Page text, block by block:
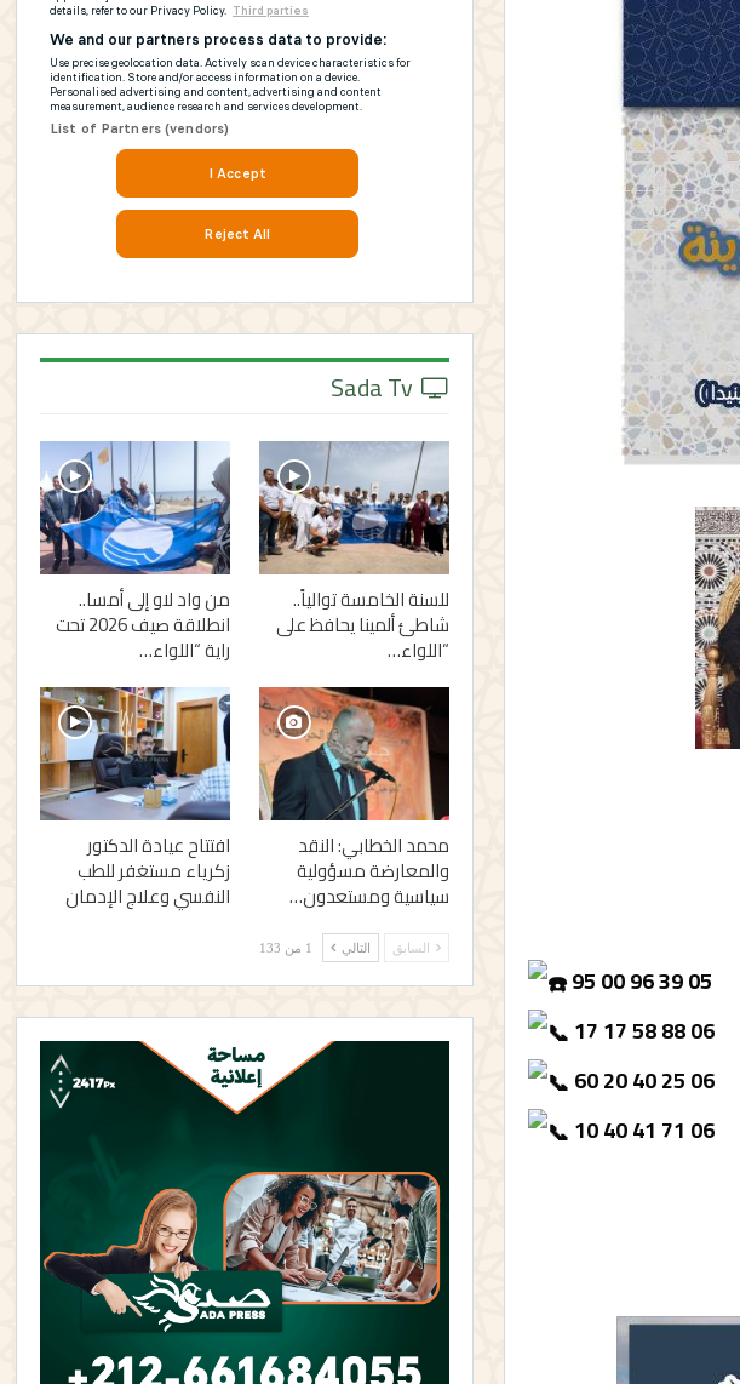
95 00 96 39 05
17 17 58 88 06
60 20 40 25 06
10 40 41 71 06
للسنة الخامسة توالياً..
شاطئ ألمينا يحافظ على
“اللواء…
من واد لاو إلى أمسا..
انطلاقة صيف 2026 تحت
راية “اللواء…
محمد الخطابي: النقد
والمعارضة مسؤولية
سياسية ومستعدون…
افتتاح عيادة الدكتور
زكرياء مستغفر للطب
النفسي وعلاج الإدمان
السابق التالي 1 من 133